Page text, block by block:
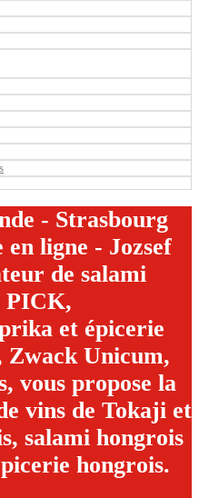
- Strasbourg
ligne - Jozsef
de salami
PICK,
et épicerie
Zwack Unicum,
vous propose la
vins de Tokaji et
salami hongrois
hongrois.